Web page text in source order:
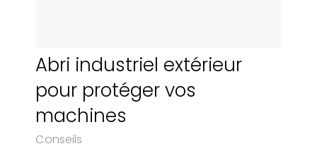
Abri industriel extérieur
pour protéger vos
machines
Conseils